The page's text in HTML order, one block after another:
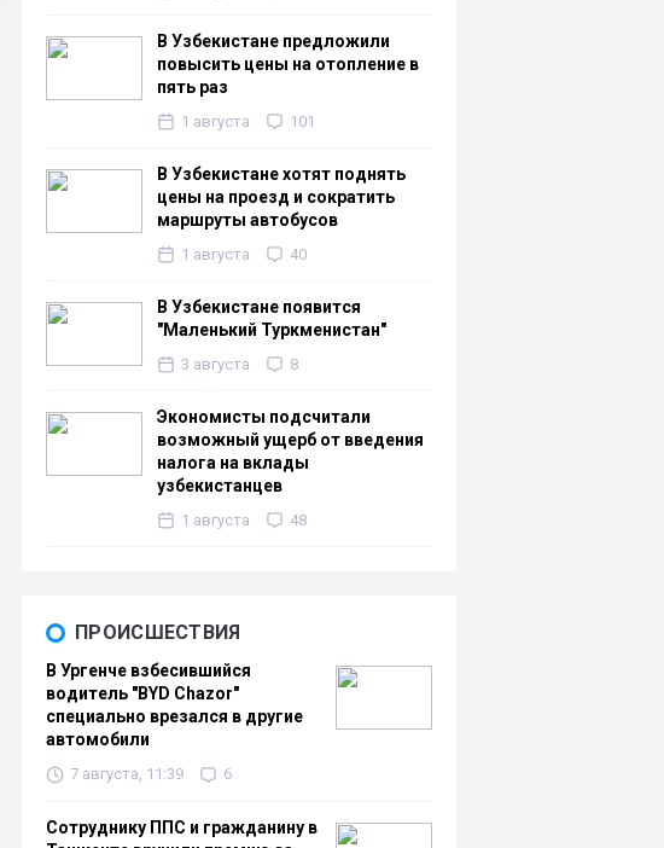
В Узбекистане предложили
повысить цены на отопление в
пять раз
1 августа 101
В Узбекистане хотят поднять
цены на проезд и сократить
маршруты автобусов
1 августа 40
В Узбекистане появится
"Маленький Туркменистан"
3 августа 8
Экономисты подсчитали
возможный ущерб от введения
налога на вклады
узбекистанцев
1 августа 48
ПРОИСШЕСТВИЯ
В Ургенче взбесившийся
водитель "BYD Chazor"
специально врезался в другие
автомобили
7 августа, 11:39 6
Сотруднику ППС и гражданину в